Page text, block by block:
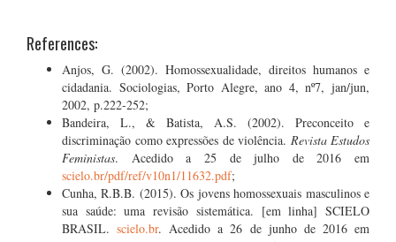
References:
Anjos, G. (2002). Homossexualidade, direitos humanos e
cidadania. Sociologias, Porto Alegre, ano 4, nº7, jan/jun,
2002, p.222-252;
Bandeira, L., & Batista, A.S. (2002). Preconceito e
discriminação como expressões de violência. Revista Estudos
Feministas. Acedido a 25 de julho de 2016 em
scielo.br/pdf/ref/v10n1/11632.pdf;
Cunha, R.B.B. (2015). Os jovens homossexuais masculinos e
sua saúde: uma revisão sistemática. [em linha] SCIELO
BRASIL.scielo.br. Acedido a 26 de junho de 2016 em